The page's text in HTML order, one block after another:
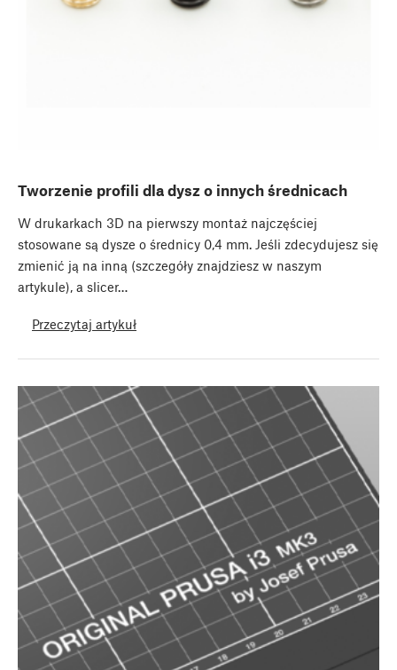
Tworzenie profili dla dysz o innych średnicach
W drukarkach 3D na pierwszy montaż najczęściej
stosowane są dysze o średnicy 0,4 mm. Jeśli zdecydujesz się
zmienić ją na inną (szczegóły znajdziesz w naszym
artykule), a slicer…
Przeczytaj artykuł